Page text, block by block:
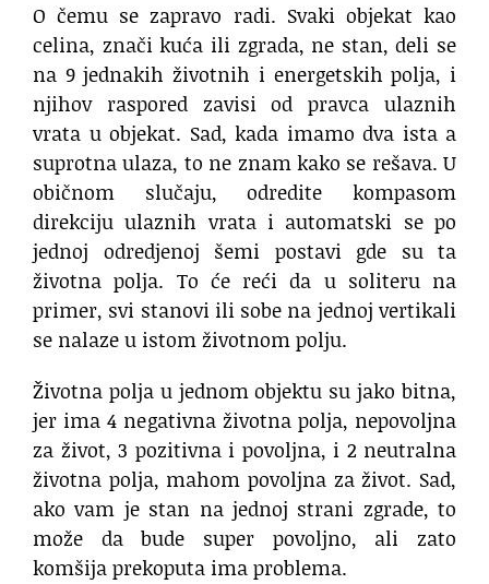
O čemu se zapravo radi. Svaki objekat kao
celina, znači kuća ili zgrada, ne stan, deli se
na 9 jednakih životnih i energetskih polja, i
njihov raspored zavisi od pravca ulaznih
vrata u objekat. Sad, kada imamo dva ista a
suprotna ulaza, to ne znam kako se rešava. U
običnom slučaju, odredite kompasom
direkciju ulaznih vrata i automatski se po
jednoj odredjenoj šemi postavi gde su ta
životna polja. To će reći da u soliteru na
primer, svi stanovi ili sobe na jednoj vertikali
se nalaze u istom životnom polju.
Životna polja u jednom objektu su jako bitna,
jer ima 4 negativna životna polja, nepovoljna
za život, 3 pozitivna i povoljna, i 2 neutralna
životna polja, mahom povoljna za život. Sad,
ako vam je stan na jednoj strani zgrade, to
može da bude super povoljno, ali zato
komšija prekoputa ima problema.